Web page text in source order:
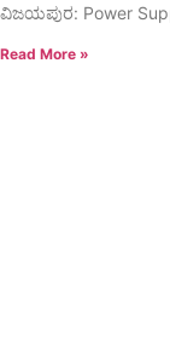
ವಿಜಯಪುರ: Power
Read More »